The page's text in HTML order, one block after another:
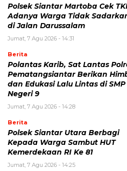
Polsek Siantar Martoba Cek
Adanya Warga Tidak
di Jalan Darussalam
Jumat, 7 Agu 2026 - 14:31
Berita
Polantas Karib, Sat Lantas
Pematangsiantar Berikan
dan Edukasi Lalu Lintas di SMP
Negeri 9
Jumat, 7 Agu 2026 - 14:28
Berita
Polsek Siantar Utara Berbagi
Kepada Warga Sambut HUT
Kemerdekaan RI Ke 81
Jumat, 7 Agu 2026 - 14:25